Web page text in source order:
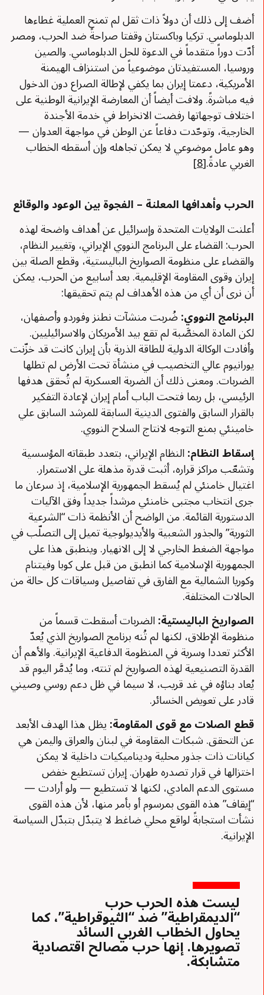
أضف إلى ذلك أن دولاً ذات ثقل لم تمنح العملية غطاءها
الدبلوماسي. تركيا وباكستان وقفتا صراحةً ضد الحرب، ومصر
أدّت دوراً متقدماً في الدعوة للحل الدبلوماسي. والصين
وروسيا، المستفيدتان موضوعياً من استنزاف الهيمنة
الأمريكية، دعمتا إيران بما يكفي لإطالة الصراع دون الدخول
فيه مباشرةً. ولافت أيضاً أن المعارضة الإيرانية الوطنية على
اختلاف توجهاتها رفضت الانخراط في خدمة الأجندة
الخارجية، وتوحّدت دفاعاً عن الوطن في مواجهة العدوان —
وهو عامل موضوعي لا يمكن تجاهله وإن أسقطه الخطاب
الغربي عادةً.[8]
الحرب وأهدافها المعلنة – الفجوة بين الوعود والوقائع
أعلنت الولايات المتحدة وإسرائيل عن أهداف واضحة لهذه
الحرب: القضاء على البرنامج النووي الإيراني، وتغيير النظام،
والقضاء على منظومة الصواريخ الباليستية، وقطع الصلة بين
إيران وقوى المقاومة الإقليمية. بعد أسابيع من الحرب، يمكن
أن نرى أن أي من هذه الأهداف لم يتم تحقيقها:
البرنامج النووي:ضُربت منشآت نطنز وفوردو وأصفهان،
لكن المادة المخصَّبة لم تقع بيد الأمريكان والاسرائيليين.
وأفادت الوكالة الدولية للطاقة الذرية بأن إيران كانت قد خزّنت
يورانيوم عالي التخصيب في منشأة تحت الأرض لم تطلها
الضربات. ومعنى ذلك أن الضربة العسكرية لم تُحقق هدفها
الرئيسي، بل ربما فتحت الباب أمام إيران لإعادة التفكير
بالقرار السابق والفتوى الدينية السابقة للمرشد السابق علي
خامينئي بمنع التوجه لانتاج السلاح النووي.
إسقاط النظام:النظام الإيراني، بتعدد طبقاته المؤسسية
وتشعّب مراكز قراره، أثبت قدرة مذهلة على الاستمرار.
اغتيال خامنئي لم يُسقط الجمهورية الإسلامية، إذ سرعان ما
جرى انتخاب مجتبى خامنئي مرشداً جديداً وفق الآليات
الدستورية القائمة. من الواضح أن الأنظمة ذات “الشرعية
الثورية” والجذور الشعبية والأيديولوجية تميل إلى التصلّب في
مواجهة الضغط الخارجي لا إلى الانهيار. وينطبق هذا على
الجمهورية الإسلامية كما انطبق من قبل على كوبا وفيتنام
وكوريا الشمالية مع الفارق في تفاصيل وسياقات كل حالة من
الحالات المختلفة.
الصواريخ الباليستية:الضربات أسقطت قسماً من
منظومة الإطلاق، لكنها لم تُنه برنامج الصواريخ الذي يُعدّ
الأكثر تعددا وسرية في المنظومة الدفاعية الإيرانية. والأهم أن
القدرة التصنيعية لهذه الصواريخ لم تنته، وما يُدمَّر اليوم قد
يُعاد بناؤه في غد قريب، لا سيما في ظل دعم روسي وصيني
قادر على تعويض الخسائر.
قطع الصلات مع قوى المقاومة:يظل هذا الهدف الأبعد
عن التحقق. شبكات المقاومة في لبنان والعراق واليمن هي
كيانات ذات جذور محلية وديناميكيات داخلية لا يمكن
اختزالها في قرار تصدره طهران. إيران تستطيع خفض
مستوى الدعم المادي، لكنها لا تستطيع — ولو أرادت —
“إيقاف” هذه القوى بمرسوم أو بأمر منها، لأن هذه القوى
نشأت استجابةً لواقع محلي ضاغط لا يتبدّل بتبدّل السياسة
الإيرانية.
ليست هذه الحرب حرب
“الديمقراطية” ضد “الثيوقراطية”، كما
يحاول الخطاب الغربي السائد
تصويرها. إنها حرب مصالح اقتصادية
متشابكة.